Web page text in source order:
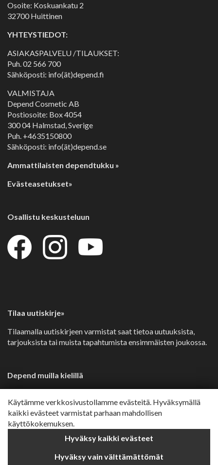
Käytämme verkkosivustollamme evästeitä. Hyväksymällä
kaikki evästeet varmistat parhaan mahdollisen
käyttökokemuksen.
Hyväksy kaikki evästeet
Hyväksy vain välttämättömät
Osoite: Koskuankatu 2
32700 Huittinen
YHTEYSTIEDOT:
ASIAKASPALVELU /TILAUKSET:
Puh.02 566 700
Sähköposti: info(ät)depend.fi
VALMISTAJA
Depend Cosmetic AB
Postiosoite: Box 4054
300 04 Halmstad, Sverige
Puh. +4635150800
Sähköposti: info(ät)depend.se
Ammattilaisten dependtukku »
Evästeasetukset»
Osallistu keskusteluun
Tilaa uutiskirje»
Tilaamalla uutiskirjeen varmistat saat tietoa uutuuksista,
tarjouksista tai muista tapahtumista ensimmäisten joukossa.
Depend muilla kielillä
Dansk»
Norsk»